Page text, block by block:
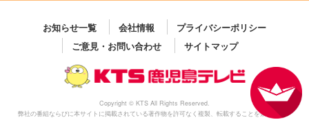
お知らせ一覧 会社情報
プライバシーポリシー
ご意見・お問い合わせ
サイトマップ
Copyright © KTS All Rights Reserved.
弊社の番組ならびに本サイトに掲載されている著作物を許可なく複製、転載することを禁じます。